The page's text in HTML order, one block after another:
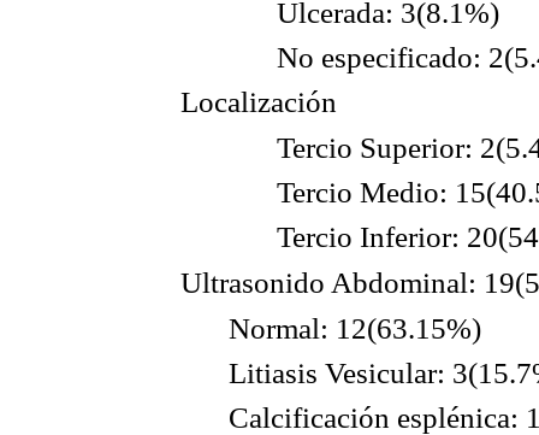
Ulcerada: 3(8.1%)
No especificado:
Localización
Tercio Superior:
Tercio Medio:
Tercio Inferior:
Ultrasonido Abdominal:
Normal: 12(63.15%)
Litiasis Vesicular:
Calcificación esplénica: